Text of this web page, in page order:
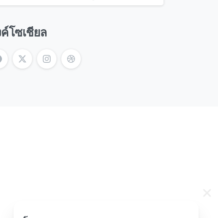
โซเชียล